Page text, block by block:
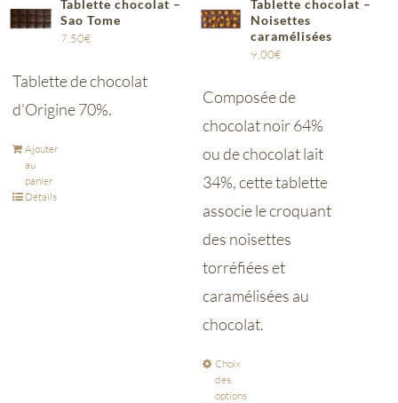
Tablette chocolat –
Sao Tome
7,50€
Tablette de chocolat
d'Origine 70%.
Ajouter
au
panier
Détails
Tablette chocolat –
Noisettes
caramélisées
9,00€
Composée de
chocolat noir 64%
ou de chocolat lait
34%, cette tablette
associe le croquant
des noisettes
torréfiées et
caramélisées au
chocolat.
Choix
des
options